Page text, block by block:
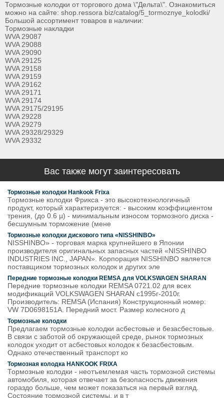
Тормозные колодки от торгового дома \"Дельта\". Ознакомиться
можно на сайте: shop.ressora biz/catalog/5_tormoznye_kolodki/
Большой ассортимент товаров в наличии:
Тормозные накладки
WVA 29087
WVA 29088
WVA 29090
WVA 29125
WVA 29158
WVA 29159
WVA 29162
WVA 29171
WVA 29174
WVA 29175/29195
WVA 29228
WVA 29279
WVA 29328/29329
WVA 29332
Вас также могут заинтересовать
Тормозные колодки Hankook Frixa
Тормозные колодки Фрикса - это высокотехнологичный
продукт, который характеризуется: - высоким коэффициентом
трения, (до 0.6 µ) - минимальным износом тормозного диска -
бесшумным торможение (мене
Тормозные колодки дискового типа «NISSHINBO»
NISSHINBO» - торговая марка крупнейшего в Японии
производителя оригинальных запасных частей «NISSHINBO
INDUSTRIES INC., JAPAN». Корпорация NISSHINBO является
поставщиком тормозных колодок и других эле
Передние тормозные колодки REMSA для VOLKSWAGEN SHARAN
Передние тормозные колодки REMSA 0721.02 для всех
модификаций VOLKSWAGEN SHARAN с1995г-2010г.
Производитель: REMSA (Испания) Конструкционный номер:
VW 7D0698151A. Передний мост. Размер колесного д
Тормозные колодки
Предлагаем тормозные колодки асбестовые и безасбестовые.
В связи с заботой об окружающей среде, рынок тормозных
колодок уходит от асбестовых колодок к безасбестовым.
Однако отечественный транспорт ко
Тормозная колодка HANKOOK FRIXA
Тормозные колодки - неотъемлемая часть тормозной системы
автомобиля, которая отвечает за безопасность движения
гораздо больше, чем может показаться на первый взгляд.
Состояние тормозной системы, и в т